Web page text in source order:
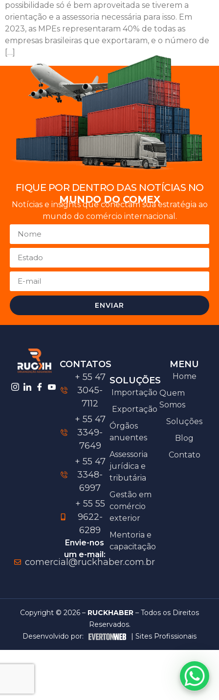
possibilidade só é bem aproveitada se tiverem a
orientação e a assessoria necessária para isso. Em
2023, as MPEs representaram 40% de todas as
empresas brasileiras que exportaram, e o número de
[…]
FIQUE POR DENTRO DAS NOTÍCIAS NO
MUNDO DO COMEX
Notícias e insights que conectam sua estratégia ao
mundo do comércio internacional.
ENVIAR
CONTATOS
+ 55 47
3045-
7112
+ 55 47
3349-
7649
+ 55 47
3348-
6997
+ 55 55
9622-
6289
Envie-nos
um e-mail:
comercial@ruckhaber.com.br
SOLUÇÕES
Importação
Exportação
Órgãos
anuentes
Assessoria
jurídica e
tributária
Gestão em
comércio
exterior
Mentoria e
capacitação
MENU
Home
Quem
Somos
Soluções
Blog
Contato
Copyright © 2026 – RUCKHABER – Todos os Direitos
Reservados.
Desenvolvido por:
|Sites Profissionais